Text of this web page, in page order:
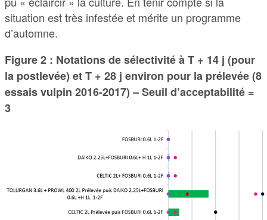
situation est très infestée et mérite un programme
d’automne.
Figure 2 : Notations de sélectivité à T + 14 j (pour
la postlevée) et T + 28 j environ pour la prélevée (8
essais vulpin 2016-2017) – Seuil d’acceptabilité =
3